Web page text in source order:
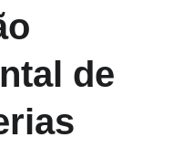
de